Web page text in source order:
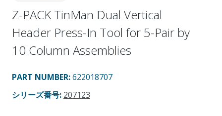
Z-PACK TinMan Dual Vertical
Header Press-In Tool for 5-Pair by
10 Column Assemblies
PART NUMBER:622018707
シリーズ番号: 207123